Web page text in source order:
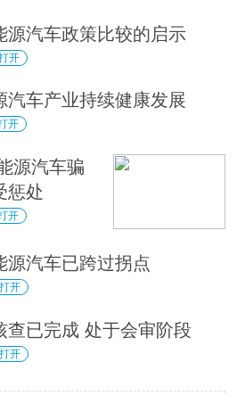
源汽车政策比较的启示
开
汽车产业持续健康发展
开
源汽车骗
惩处
开
源汽车已跨过拐点
开
查已完成 处于会审阶段
开